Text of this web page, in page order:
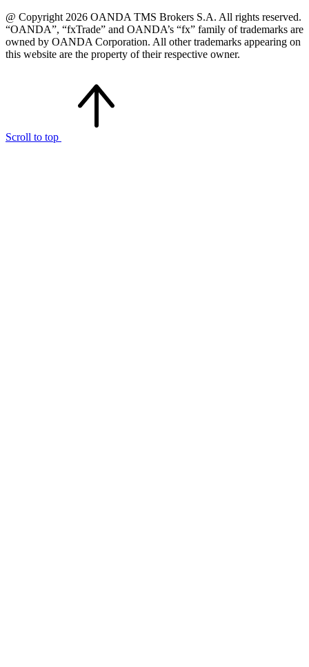
@ Copyright 2026 OANDA TMS Brokers S.A. All rights reserved.
“OANDA”, “fxTrade” and OANDA’s “fx” family of trademarks are
owned by OANDA Corporation. All other trademarks appearing on
this website are the property of their respective owner.
Scroll to top